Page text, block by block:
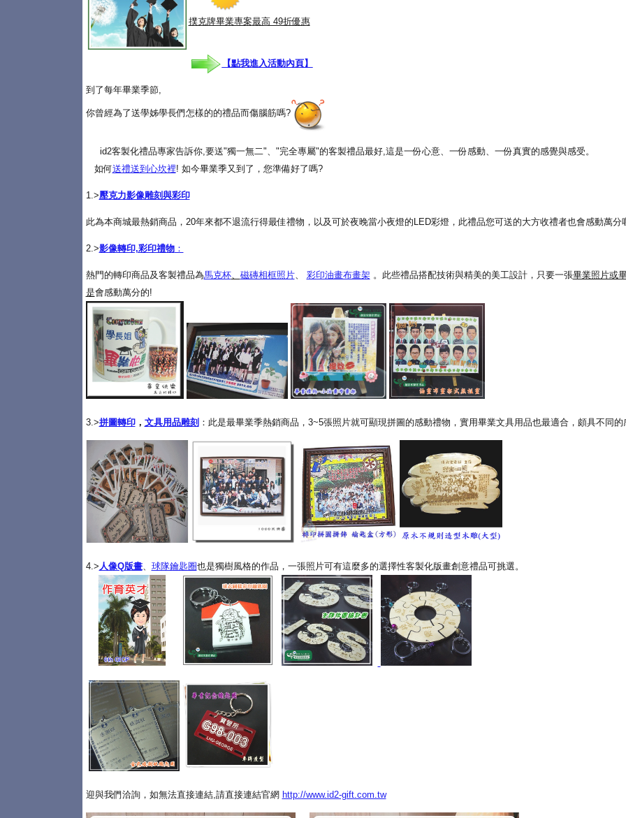
撲克牌畢業專案最高 49折優惠
【點我進入活動內頁】
到了每年畢業季節,
你曾經為了送學姊學長們怎樣的的禮品而傷腦筋嗎?
id2客製化禮品專家告訴你,要送"獨一無二"、"完全專屬"的客製禮品最好,這是一份心意、一份感動、一份真實的感覺與感受。
如何送禮送到心坎裡! 如今畢業季又到了，您準備好了嗎?
1.>壓克力影像雕刻與彩印
此為本商城最熱銷商品，20年來都不退流行得最佳禮物，以及可於夜晚當小夜燈的LED彩燈，此禮品您可送的大方收禮者也會感動萬分
2.>影像轉印,彩印禮物：
熱門的轉印商品及客製禮品為馬克杯、 磁磚相框照片、 彩印油畫布畫架 。此些禮品搭配技術與精美的美工設計，只要一張畢業照片或
是會感動萬分的!
3.>拼圖轉印， 文具用品雕刻 ：此是最畢業季熱銷商品，3~5張照片就可顯現拼圖的感動禮物，實用畢業文具用品也最適合，頗具不同
4.> 人像Q版畫、 球隊鑰匙圈也是獨樹風格的作品，一張照片可有這麼多的選擇性客製化版畫創意禮品可挑選。
迎與我們洽詢，如無法直接連結,請直接連結官網 http://www.id2-gift.com.tw